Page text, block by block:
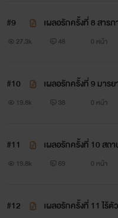
เพราะเหตุการณ์ในเรื่องนี้ไ
#9 เผลอรักครั้งที่ 8 สาร
27.3k 48 0 หน้า
#10 เผลอรักครั้งที่ 9 มาร
19.8k 38 0 หน้า
#11 เผลอรักครั้งที่ 10 สถา
19.8k 69 0 หน้า
#12 เผลอรักครั้งที่ 11 ไร้